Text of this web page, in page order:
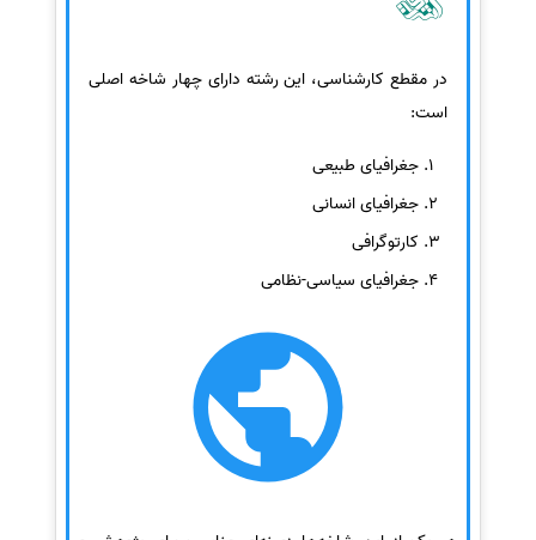
در مقطع کارشناسی، این رشته دارای چهار شاخه اصلی
است:
جغرافیای طبیعی
جغرافیای انسانی
کارتوگرافی
جغرافیای سیاسی-نظامی